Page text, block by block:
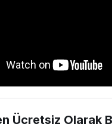
Ücretsiz Olarak